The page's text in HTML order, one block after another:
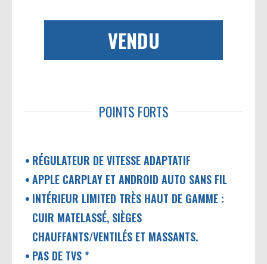
VENDU
POINTS FORTS
RÉGULATEUR DE VITESSE ADAPTATIF
APPLE CARPLAY ET ANDROID AUTO SANS FIL
INTÉRIEUR LIMITED TRÈS HAUT DE GAMME :
CUIR MATELASSÉ, SIÈGES
CHAUFFANTS/VENTILÉS ET MASSANTS.
PAS DE TVS *